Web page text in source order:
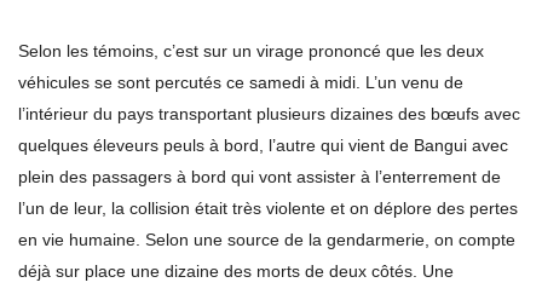
Selon les témoins, c’est sur un virage prononcé que les deux
véhicules se sont percutés ce samedi à midi. L’un venu de
l’intérieur du pays transportant plusieurs dizaines des bœufs avec
quelques éleveurs peuls à bord, l’autre qui vient de Bangui avec
plein des passagers à bord qui vont assister à l’enterrement de
l’un de leur, la collision était très violente et on déplore des pertes
en vie humaine. Selon une source de la gendarmerie, on compte
déjà sur place une dizaine des morts de deux côtés. Une